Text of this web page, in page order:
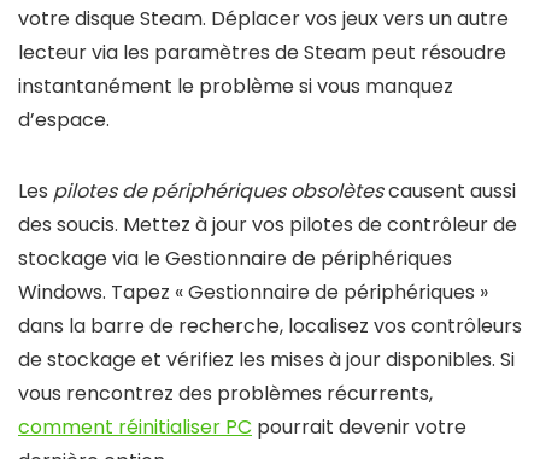
votre disque Steam. Déplacer vos jeux vers un autre
lecteur via les paramètres de Steam peut résoudre
instantanément le problème si vous manquez
d’espace.
Les pilotes de périphériques obsolètescausent aussi
des soucis. Mettez à jour vos pilotes de contrôleur de
stockage via le Gestionnaire de périphériques
Windows. Tapez « Gestionnaire de périphériques »
dans la barre de recherche, localisez vos contrôleurs
de stockage et vérifiez les mises à jour disponibles. Si
vous rencontrez des problèmes récurrents,
comment réinitialiser PC pourrait devenir votre